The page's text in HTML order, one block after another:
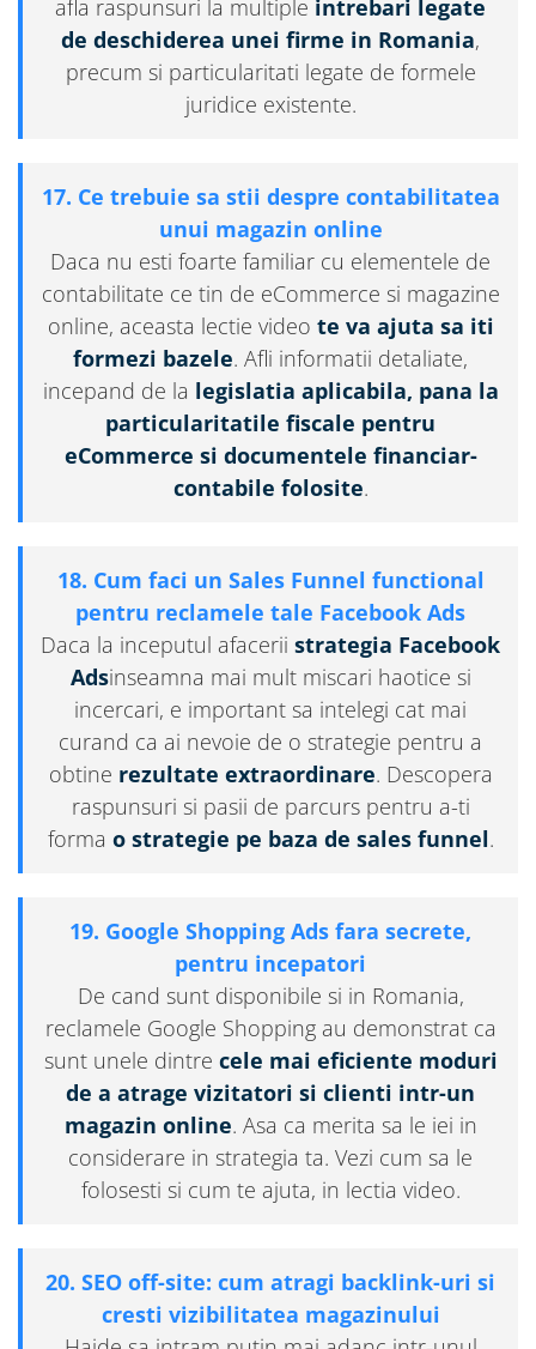
afla raspunsuri la multiple intrebari legate
de deschiderea unei firme in Romania,
precum si particularitati legate de formele
juridice existente.
17. Ce trebuie sa stii despre contabilitatea
unui magazin online
Daca nu esti foarte familiar cu elementele de
contabilitate ce tin de eCommerce si magazine
online, aceasta lectie video te va ajuta sa iti
formezi bazele. Afli informatii detaliate,
incepand de la legislatia aplicabila, pana la
particularitatile fiscale pentru
eCommerce si documentele financiar-
contabile folosite.
18. Cum faci un Sales Funnel functional
pentru reclamele tale Facebook Ads
Daca la inceputul afacerii strategia Facebook
Adsinseamna mai mult miscari haotice si
incercari, e important sa intelegi cat mai
curand ca ai nevoie de o strategie pentru a
obtine rezultate extraordinare. Descopera
raspunsuri si pasii de parcurs pentru a-ti
forma o strategie pe baza de sales funnel.
19. Google Shopping Ads fara secrete,
pentru incepatori
De cand sunt disponibile si in Romania,
reclamele Google Shopping au demonstrat ca
sunt unele dintre cele mai eficiente moduri
de a atrage vizitatori si clienti intr-un
magazin online. Asa ca merita sa le iei in
considerare in strategia ta. Vezi cum sa le
folosesti si cum te ajuta, in lectia video.
20. SEO off-site: cum atragi backlink-uri si
cresti vizibilitatea magazinului